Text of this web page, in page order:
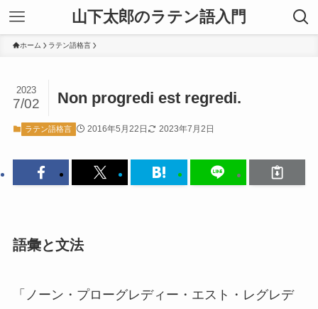
山下太郎のラテン語入門
ホーム ラテン語格言
Non progredi est regredi.
2023
7/02
ラテン語格言 2016年5月22日 2023年7月2日
語彙と文法
「ノーン・プローグレディー・エスト・レグレデ